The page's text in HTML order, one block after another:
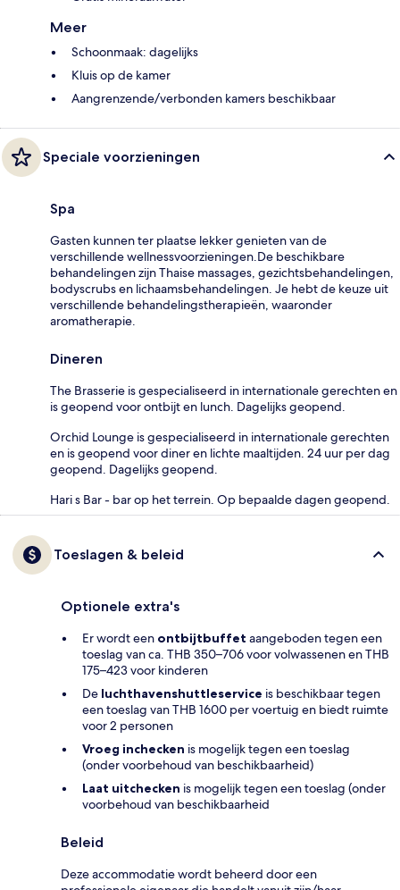
Meer
Schoonmaak: dagelijks
Kluis op de kamer
Aangrenzende/verbonden kamers beschikbaar
Speciale voorzieningen
Spa
Gasten kunnen ter plaatse lekker genieten van de
verschillende wellnessvoorzieningen.De beschikbare
behandelingen zijn Thaise massages, gezichtsbehandelingen,
bodyscrubs en lichaamsbehandelingen. Je hebt de keuze uit
verschillende behandelingstherapieën, waaronder
aromatherapie.
Dineren
The Brasserie is gespecialiseerd in internationale gerechten en
is geopend voor ontbijt en lunch. Dagelijks geopend.
Orchid Lounge is gespecialiseerd in internationale gerechten
en is geopend voor diner en lichte maaltijden. 24 uur per dag
geopend. Dagelijks geopend.
Hari s Bar - bar op het terrein. Op bepaalde dagen geopend.
Toeslagen & beleid
Optionele extra's
Er wordt een ontbijtbuffet aangeboden tegen een
toeslag van ca. THB 350–706 voor volwassenen en THB
175–423 voor kinderen
De luchthavenshuttleservice is beschikbaar tegen
een toeslag van THB 1600 per voertuig en biedt ruimte
voor 2 personen
Vroeg inchecken is mogelijk tegen een toeslag
(onder voorbehoud van beschikbaarheid)
Laat uitchecken is mogelijk tegen een toeslag (onder
voorbehoud van beschikbaarheid
Beleid
Deze accommodatie wordt beheerd door een